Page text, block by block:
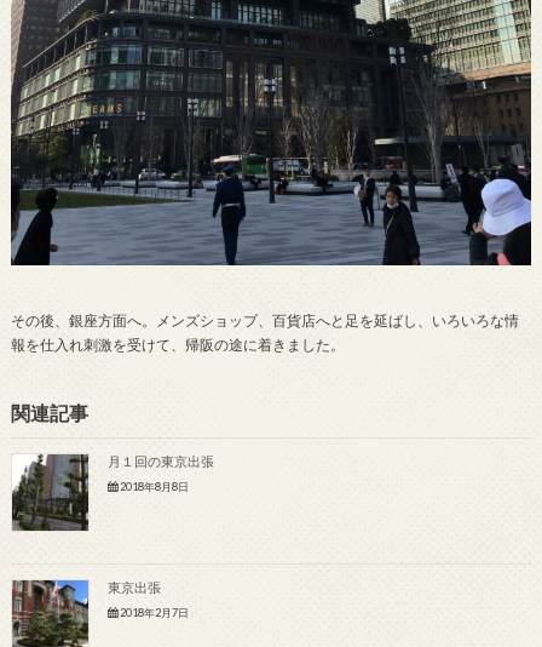
その後、銀座方面へ。メンズショップ、百貨店へと足を延ばし、いろいろな情
報を仕入れ刺激を受けて、帰阪の途に着きました。
関連記事
月１回の東京出張
2018年8月8日
東京出張
2018年2月7日